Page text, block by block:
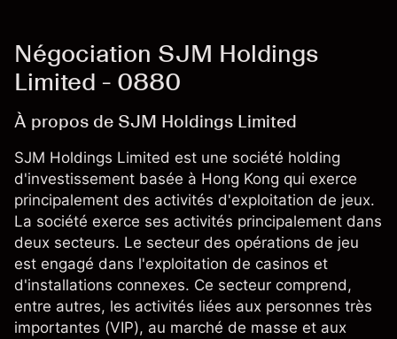
Négociation SJM Holdings
Limited - 0880
À propos de SJM Holdings Limited
SJM Holdings Limited est une société holding
d'investissement basée à Hong Kong qui exerce
principalement des activités d'exploitation de jeux.
La société exerce ses activités principalement dans
deux secteurs. Le secteur des opérations de jeu
est engagé dans l'exploitation de casinos et
d'installations connexes. Ce secteur comprend,
entre autres, les activités liées aux personnes très
importantes (VIP), au marché de masse et aux